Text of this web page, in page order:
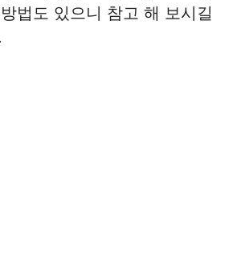
법도 있으니 참고 해 보시길